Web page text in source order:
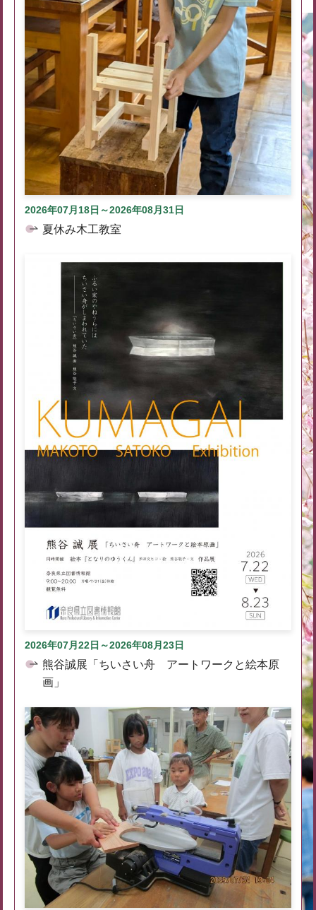
2026年07月18日～2026年08月31日
夏休み木工教室
2026年07月22日～2026年08月23日
熊谷誠展「ちいさい舟 アートワークと絵本原
画」